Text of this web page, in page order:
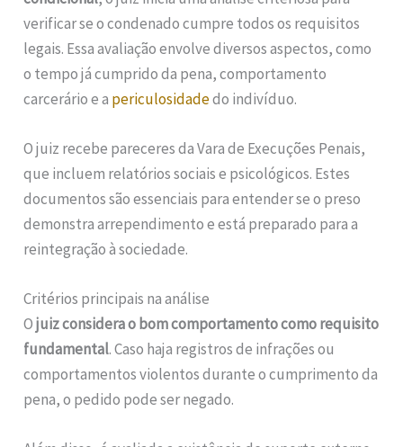
verificar se o condenado cumpre todos os requisitos
legais. Essa avaliação envolve diversos aspectos, como
o tempo já cumprido da pena, comportamento
carcerário e a periculosidadedo indivíduo.
O juiz recebe pareceres da Vara de Execuções Penais,
que incluem relatórios sociais e psicológicos. Estes
documentos são essenciais para entender se o preso
demonstra arrependimento e está preparado para a
reintegração à sociedade.
Critérios principais na análise
Ojuiz considera o bom comportamento como requisito
fundamental. Caso haja registros de infrações ou
comportamentos violentos durante o cumprimento da
pena, o pedido pode ser negado.